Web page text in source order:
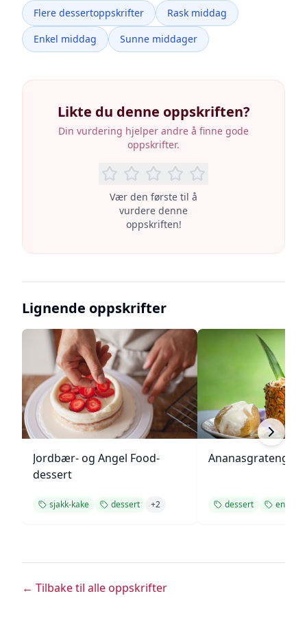
Flere dessertoppskrifter
Rask middag
Enkel middag
Sunne middager
Likte du denne oppskriften?
Din vurdering hjelper andre å finne gode
oppskrifter.
Vær den første til å
vurdere denne
oppskriften!
Lignende oppskrifter
Jordbær- og Angel Food-
dessert
sjakk-kake dessert +2
Ananasgrateng
dessert enkel
← Tilbake til alle oppskrifter